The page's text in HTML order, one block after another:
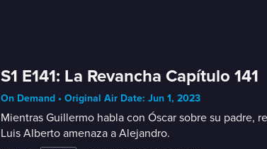
S1 E141: La Revancha Capítulo 141
On Demand • Original Air Date: Jun 1, 2023
Mientras Guillermo habla con Óscar sobre su padre,
Luis Alberto amenaza a Alejandro.